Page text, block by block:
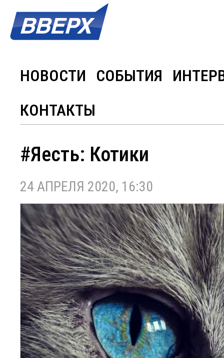
НОВОСТИ СОБЫТИЯ
КОНТАКТЫ
#Яесть: Котики
24 АПРЕЛЯ 2020, 16:30